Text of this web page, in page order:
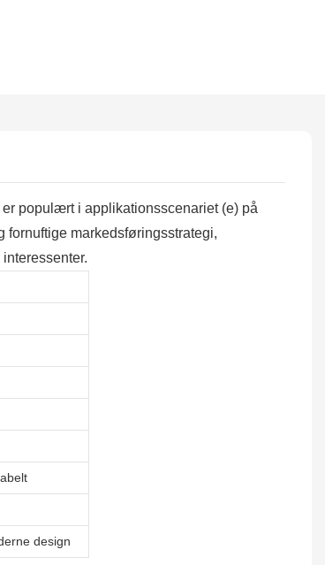
populært i applikationsscenariet (e) på
fornuftige markedsføringsstrategi,
design